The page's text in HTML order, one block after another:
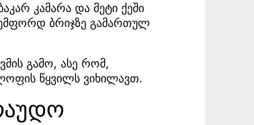
კამარა და მეტი ქეში
ბრიჯზე გამართულ
გამო, ასე რომ,
წყვილს ვიხილავთ.